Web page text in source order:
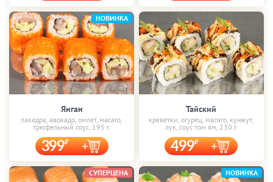
Янган
лакедра, авокадо, омлет, масаго,
трюфельный соус, 195 г.
399
НОВИНКА
Тайский
креветки, огурец, масаго, кунжут,
лук, соус том ям, 230 г.
499
СУПЕРЦЕНА НОВИНКА